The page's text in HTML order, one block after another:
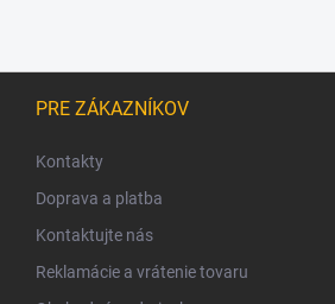
PRE ZÁKAZNÍKOV
Kontakty
Doprava a platba
Kontaktujte nás
Reklamácie a vrátenie tovaru